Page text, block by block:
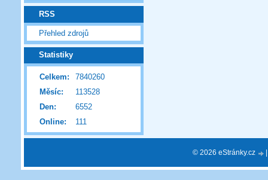
RSS
Přehled zdrojů
Statistiky
Online: 111
Celkem:
7840260
Měsíc:
113528
Den:
6552
© 2026 eStránky.cz